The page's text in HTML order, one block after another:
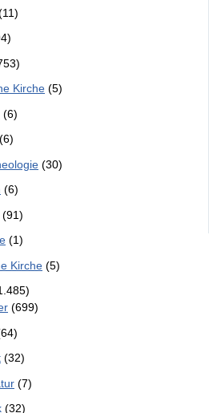
Kirche (5)
(6)
(6)
(30)
(6)
(91)
(1)
Kirche (5)
(699)
(32)
(7)
(32)